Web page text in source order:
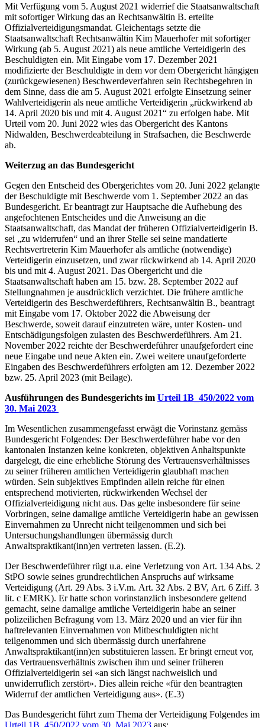
Mit Verfügung vom 5. August 2021 widerrief die Staatsanwaltschaft
mit sofortiger Wirkung das an Rechtsanwältin B. erteilte
Offizialverteidigungsmandat. Gleichentags setzte die
Staatsanwaltschaft Rechtsanwältin Kim Mauerhofer mit sofortiger
Wirkung (ab 5. August 2021) als neue amtliche Verteidigerin des
Beschuldigten ein. Mit Eingabe vom 17. Dezember 2021
modifizierte der Beschuldigte in dem vor dem Obergericht hängigen
(zurückgewiesenen) Beschwerdeverfahren sein Rechtsbegehren in
dem Sinne, dass die am 5. August 2021 erfolgte Einsetzung seiner
Wahlverteidigerin als neue amtliche Verteidigerin „rückwirkend ab
14. April 2020 bis und mit 4. August 2021“ zu erfolgen habe. Mit
Urteil vom 20. Juni 2022 wies das Obergericht des Kantons
Nidwalden, Beschwerdeabteilung in Strafsachen, die Beschwerde
ab.
Weiterzug an das Bundesgericht
Gegen den Entscheid des Obergerichtes vom 20. Juni 2022 gelangte
der Beschuldigte mit Beschwerde vom 1. September 2022 an das
Bundesgericht. Er beantragt zur Hauptsache die Aufhebung des
angefochtenen Entscheides und die Anweisung an die
Staatsanwaltschaft, das Mandat der früheren Offizialverteidigerin B.
sei „zu widerrufen“ und an ihrer Stelle sei seine mandatierte
Rechtsvertreterin Kim Mauerhofer als amtliche (notwendige)
Verteidigerin einzusetzen, und zwar rückwirkend ab 14. April 2020
bis und mit 4. August 2021. Das Obergericht und die
Staatsanwaltschaft haben am 15. bzw. 28. September 2022 auf
Stellungnahmen je ausdrücklich verzichtet. Die frühere amtliche
Verteidigerin des Beschwerdeführers, Rechtsanwältin B., beantragt
mit Eingabe vom 17. Oktober 2022 die Abweisung der
Beschwerde, soweit darauf einzutreten wäre, unter Kosten- und
Entschädigungsfolgen zulasten des Beschwerdeführers. Am 21.
November 2022 reichte der Beschwerdeführer unaufgefordert eine
neue Eingabe und neue Akten ein. Zwei weitere unaufgeforderte
Eingaben des Beschwerdeführers erfolgten am 12. Dezember 2022
bzw. 25. April 2023 (mit Beilage).
Ausführungen des Bundesgerichts im Urteil 1B_450/2022 vom
30. Mai 2023
Im Wesentlichen zusammengefasst erwägt die Vorinstanz gemäss
Bundesgericht Folgendes: Der Beschwerdeführer habe vor den
kantonalen Instanzen keine konkreten, objektiven Anhaltspunkte
dargelegt, die eine erhebliche Störung des Vertrauensverhältnisses
zu seiner früheren amtlichen Verteidigerin glaubhaft machen
würden. Sein subjektives Empfinden allein reiche für einen
entsprechend motivierten, rückwirkenden Wechsel der
Offizialverteidigung nicht aus. Das gelte insbesondere für seine
Vorbringen, seine damalige amtliche Verteidigerin habe an gewissen
Einvernahmen zu Unrecht nicht teilgenommen und sich bei
Untersuchungshandlungen übermässig durch
Anwaltspraktikant(inn)en vertreten lassen. (E.2).
Der Beschwerdeführer rügt u.a. eine Verletzung von Art. 134 Abs. 2
StPO sowie seines grundrechtlichen Anspruchs auf wirksame
Verteidigung (Art. 29 Abs. 3 i.V.m. Art. 32 Abs. 2 BV, Art. 6 Ziff. 3
lit. c EMRK). Er hatte schon vorinstanzlich insbesondere geltend
gemacht, seine damalige amtliche Verteidigerin habe an seiner
polizeilichen Befragung vom 13. März 2020 und an vier für ihn
haftrelevanten Einvernahmen von Mitbeschuldigten nicht
teilgenommen und sich übermässig durch unerfahrene
Anwaltspraktikant(inn)en substituieren lassen. Er bringt erneut vor,
das Vertrauensverhältnis zwischen ihm und seiner früheren
Offizialverteidigerin sei «an sich längst nachweislich und
unwiderruflich zerstört». Dies allein reiche «für den beantragten
Widerruf der amtlichen Verteidigung aus». (E.3)
Das Bundesgericht führt zum Thema der Verteidigung Folgendes im
Urteil 1B_450/2022 vom 30. Mai 2023 aus: